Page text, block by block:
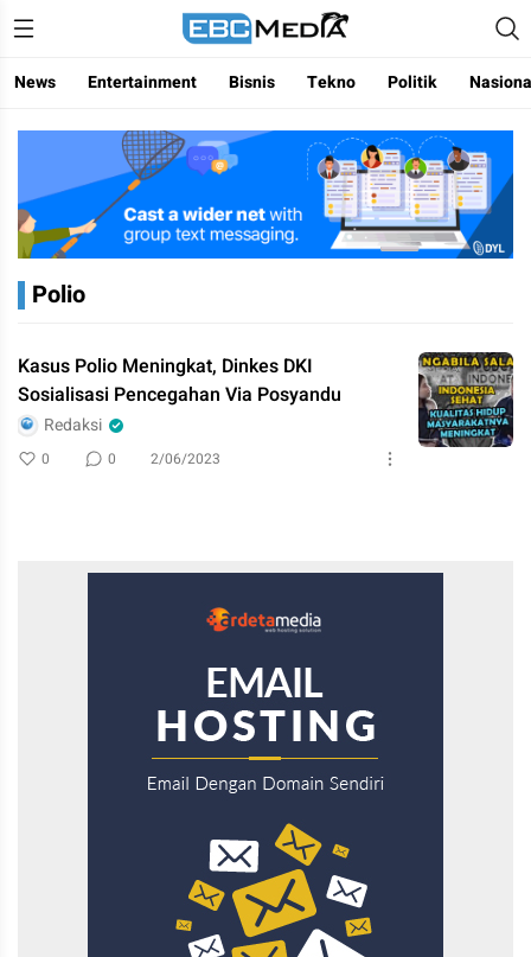
ebctvmedia
Menggapai Cakrawala Untuk Indonesia
News Entertainment Bisnis Tekno Politik
Polio
Kasus Polio Meningkat, Dinkes DKI
Sosialisasi Pencegahan Via Posyandu
Redaksi
0 0 2/06/2023